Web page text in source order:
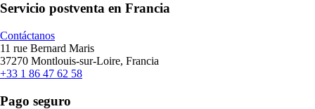
Servicio postventa en Francia
Contáctanos
11 rue Bernard Maris
37270 Montlouis-sur-Loire, Francia
+33 1 86 47 62 58
Pago seguro